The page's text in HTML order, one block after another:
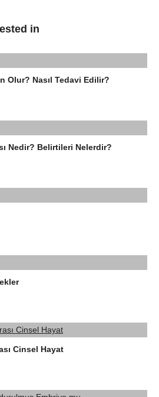
in
Olur? Nasıl Tedavi Edilir?
Nedir? Belirtileri Nelerdir?
Cinsel Hayat